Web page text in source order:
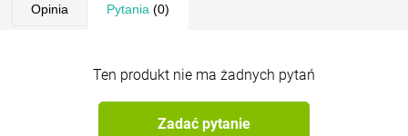
Opinia Pytania (0)
Ten produkt nie ma żadnych pytań
Zadać pytanie